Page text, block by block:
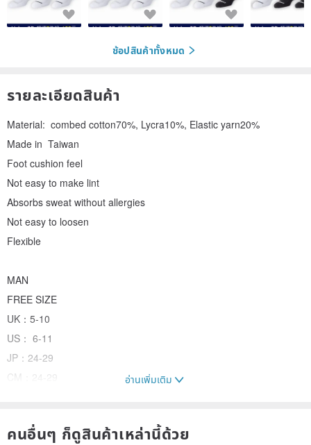
ช้อปสินค้าทั้งหมด
รายละเอียดสินค้า
Material: combed cotton70%, Lycra10%, Elastic yarn20%
Made in Taiwan
Foot cushion feel
Not easy to make lint
Absorbs sweat without allergies
Not easy to loosen
Flexible
MAN
FREE SIZE
UK：5-10
US： 6-11
JP：24-29
CM：24-29
อ่านเพิ่มเติม
คนอื่นๆ ก็ดูสินค้าเหล่านี้ด้วย